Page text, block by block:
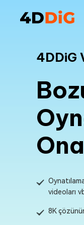
4DDiG
videoları
8K